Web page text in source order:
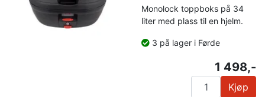
Monolock toppboks på 34
liter med plass til en hjelm.
3 på lager i Førde
1 498,-
Kjøp